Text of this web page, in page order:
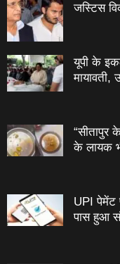
जस्टिस
यूपी के
“सीतापुर
के लायक
UPI पेमेंट
पास हुआ